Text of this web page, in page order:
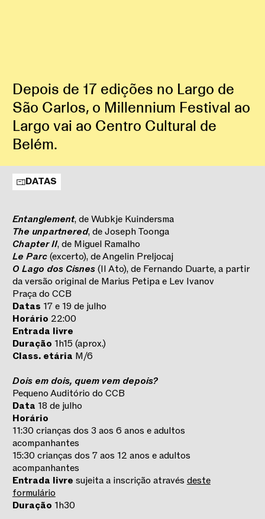
Depois de 17 edições no Largo de
São Carlos, o Millennium Festival ao
Largo vai ao Centro Cultural de
Belém.
DATAS
Entanglement, de Wubkje Kuindersma
The unpartnered, de Joseph Toonga
Chapter II, de Miguel Ramalho
Le Parc(excerto), de Angelin Preljocaj
O Lago dos Cisnes(II Ato), de Fernando Duarte, a partir
da versão original de Marius Petipa e Lev Ivanov
Praça do CCB
Datas 17 e 19 de julho
Horário 22:00
Entrada livre
Duração 1h15 (aprox.)
Class. etária M/6
Dois em dois, quem vem depois?
Pequeno Auditório do CCB
Data 18 de julho
Horário
11:30 crianças dos 3 aos 6 anos e adultos
acompanhantes
15:30 crianças dos 7 aos 12 anos e adultos
acompanhantes
Entrada livre sujeita a inscrição através deste
formulário
Duração 1h30